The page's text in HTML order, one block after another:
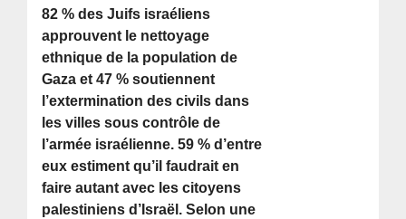
82 % des Juifs israéliens
approuvent le nettoyage
ethnique de la population de
Gaza et 47 % soutiennent
l’extermination des civils dans
les villes sous contrôle de
l’armée israélienne. 59 % d’entre
eux estiment qu’il faudrait en
faire autant avec les citoyens
palestiniens d’Israël. Selon une